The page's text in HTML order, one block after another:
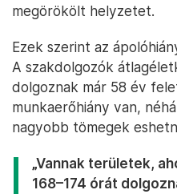
megörökölt helyzetet.
Ezek szerint az
A szakdolgozók
dolgoznak már 58 év
munkaerőhiány van,
nagyobb tömegek
„Vannak területek,
168–174 órát